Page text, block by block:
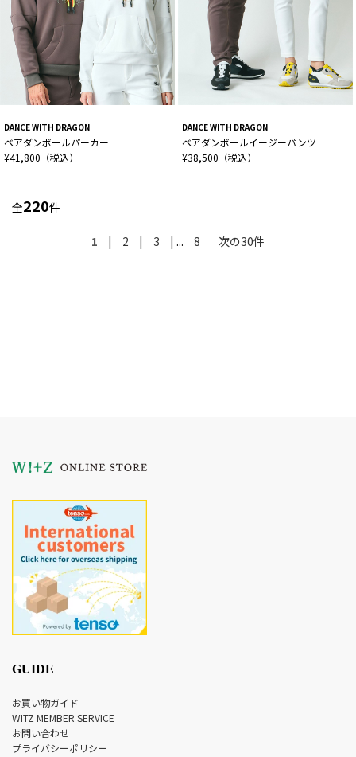
DANCE WITH DRAGON
ベアダンボールパーカー
¥41,800（税込）
DANCE WITH DRAGON
ベアダンボールイージーパンツ
¥38,500（税込）
全220件
1 | 2 | 3 | ... 8 次の30件
GUIDE
お買い物ガイド
WITZ MEMBER SERVICE
お問い合わせ
プライバシーポリシー